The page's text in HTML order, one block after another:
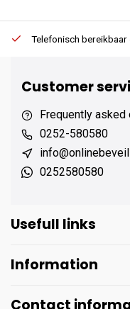
Telefonisch
Customer
Frequently asked
0252-580580
0252580580
Usefull links
Information
Contact